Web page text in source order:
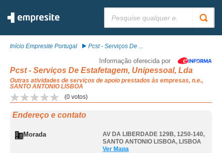
Início Empresite Portugal Pcst - Serviços De ...
Informação oferecida por
Pcst - Serviços De Estafetagem, Unipessoal, Lda
Outras atividades de serviços de apoio prestados às empresas, n.e.,
SANTO ANTONIO LISBOA
(0 votos)
Endereço e contato
Morada AV DA LIBERDADE 129B, 1250-140,
SANTO ANTONIO LISBOA, LISBOA
Ver Mapa